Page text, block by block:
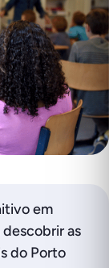
em
as
do Porto